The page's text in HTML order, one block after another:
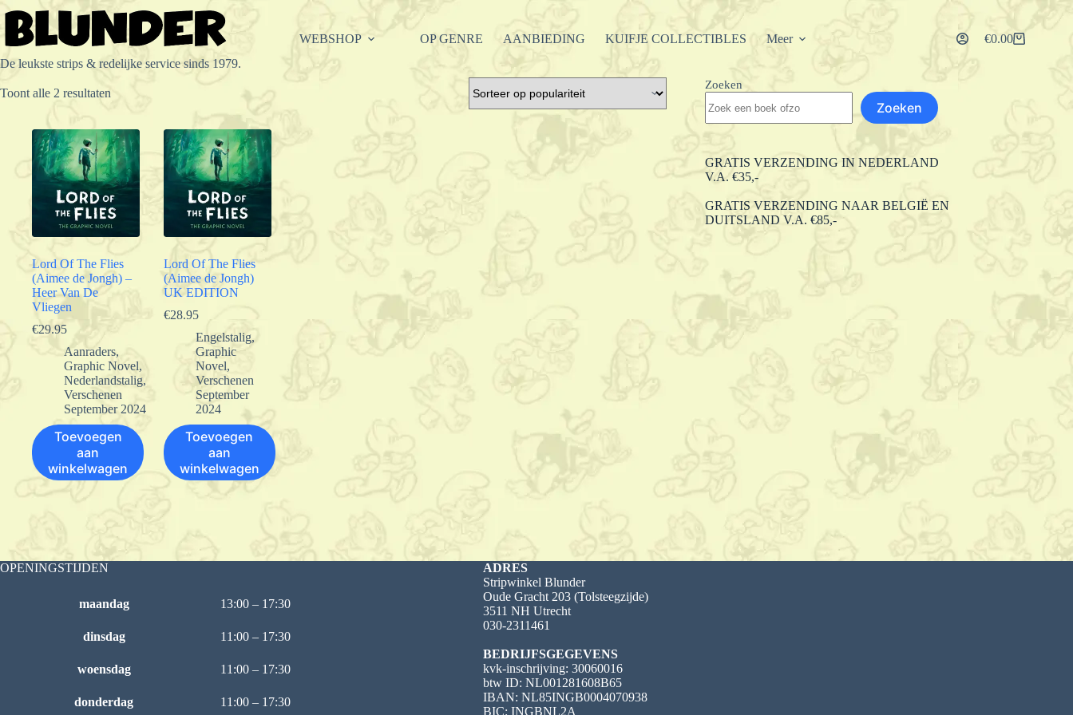
Ga
naar
inhoud
De leukste strips & redelijke service sinds 1979.
WEBSHOP OP GENRE AANBIEDING KUIFJE COLLECTIBLES Meer Winkelwagen
€0.00
Toont alle 2 resultaten
Lord Of The Flies
(Aimee de Jongh) –
Heer Van De
Vliegen
€29.95
Aanraders,
Graphic Novel,
Nederlandstalig,
Verschenen
September 2024
Toevoegen
aan
winkelwagen
Lord Of The Flies
(Aimee de Jongh)
UK EDITION
€28.95
Engelstalig,
Graphic
Novel,
Verschenen
September
2024
Toevoegen
aan
winkelwagen
Zoeken
Zoeken
GRATIS VERZENDING IN NEDERLAND
V.A. €35,-
GRATIS VERZENDING NAAR BELGIË EN
DUITSLAND V.A. €85,-
OPENINGSTIJDEN
maandag 13:00 – 17:30
dinsdag 11:00 – 17:30
woensdag 11:00 – 17:30
donderdag 11:00 – 17:30
ADRES
Stripwinkel Blunder
Oude Gracht 203 (Tolsteegzijde)
3511 NH Utrecht
030-2311461
BEDRIJFSGEGEVENS
kvk-inschrijving: 30060016
btw ID: NL001281608B65
IBAN: NL85INGB0004070938
BIC: INGBNL2A